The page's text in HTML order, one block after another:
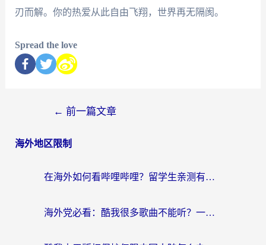
刃而解。你的热爱从此自由飞翔，世界再无隔阂。
Spread the love
← 前一篇文章
海外地区限制
在海外如何看哔哩哔哩？留学生亲测有效的回国加速指南
海外党必看：酷我很多歌曲不能听？一招解决优酷版权限制+B站地域问题！